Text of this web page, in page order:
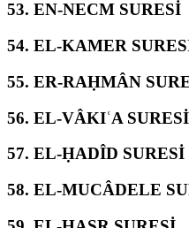
53. EN-NECM SURESİ
54. EL-KAMER
55. ER-RAḤMÂN
56. EL-VÂKIʿA SURESİ
57. EL-ḤADÎD SURESİ
58. EL-MUCÂDELE